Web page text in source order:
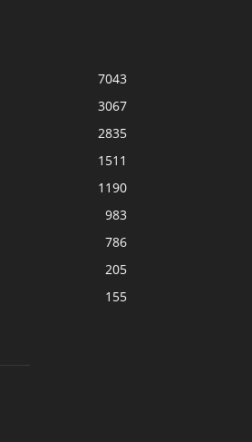
7043
3067
2835
1511
1190
983
786
205
155